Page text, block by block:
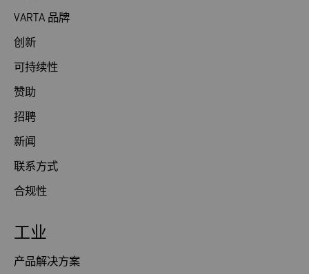
VARTA 品牌
创新
可持续性
赞助
招聘
新闻
联系方式
合规性
工业
产品解决方案